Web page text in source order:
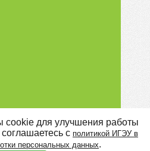
для улучшения работы
с политикой ИГЭУ в
персональных данных.